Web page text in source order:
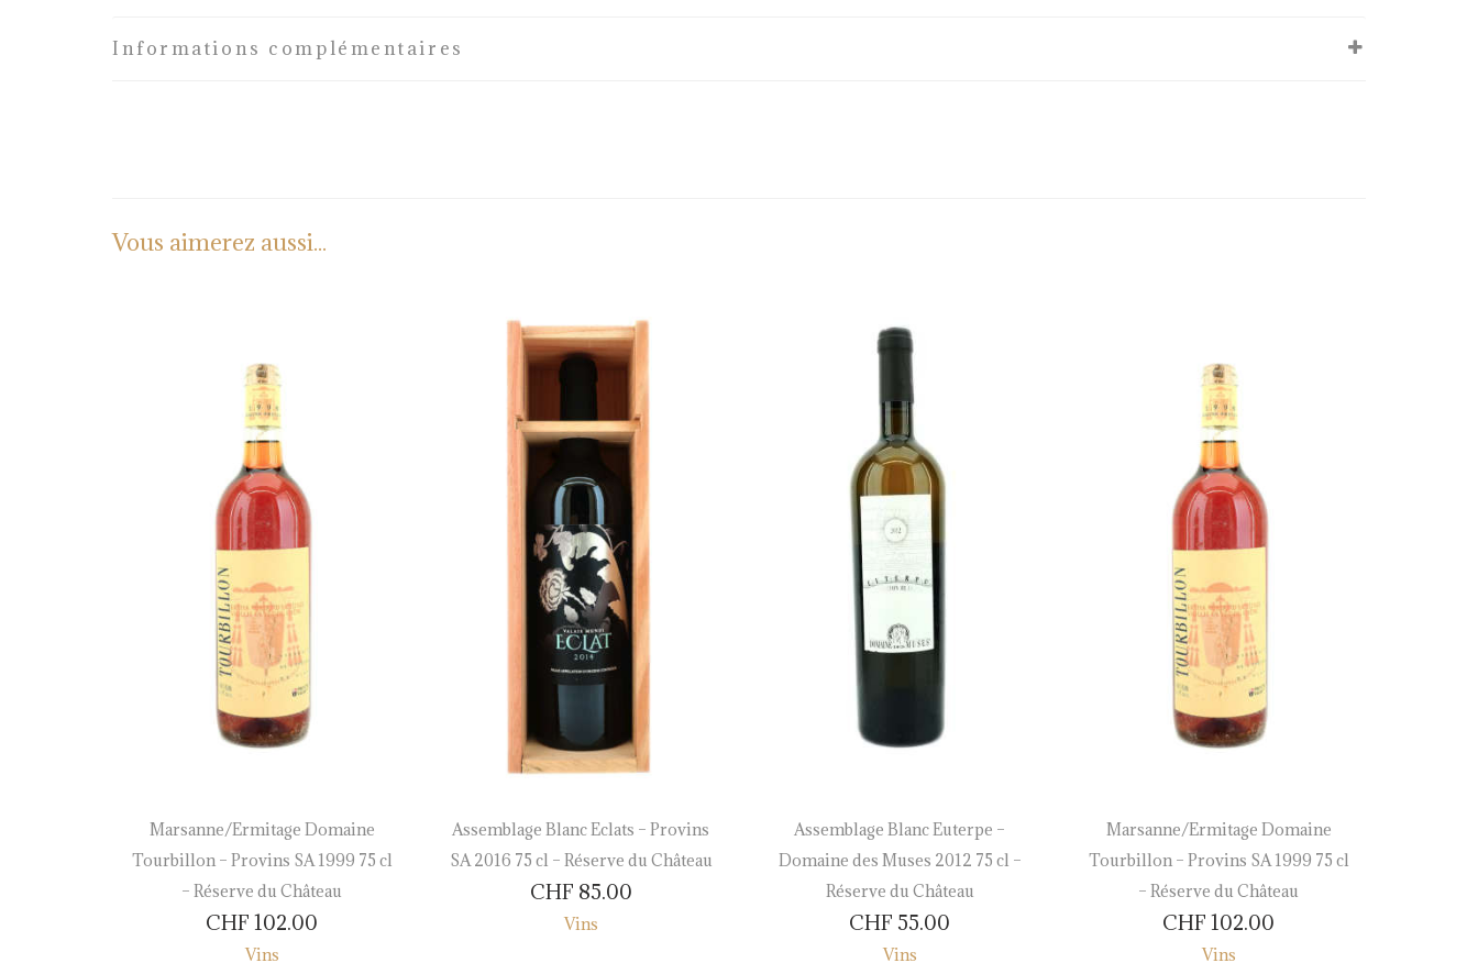
Informations complémentaires
Vous aimerez aussi...
Marsanne/Ermitage Domaine
Tourbillon – Provins SA 1999 75 cl
– Réserve du Château
CHF 102.00
Vins
Assemblage Blanc Eclats – Provins
SA 2016 75 cl – Réserve du Château
CHF 85.00
Vins
Assemblage Blanc Euterpe –
Domaine des Muses 2012 75 cl –
Réserve du Château
CHF 55.00
Vins
Marsanne/Ermitage Domaine
Tourbillon – Provins SA 1999 75 cl
– Réserve du Château
CHF 102.00
Vins